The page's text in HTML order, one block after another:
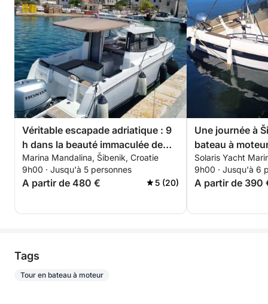
Véritable escapade adriatique : 9
h dans la beauté immaculée de
Šibenik
Marina Mandalina, Šibenik, Croatie
9h00 · Jusqu'à 5 personnes
A partir de 480 € 5 (20)
Une journée à
bateau à
Solaris Yacht
9h00 · Jusqu'à 6
A partir de 390
Tags
Tour en bateau à moteur